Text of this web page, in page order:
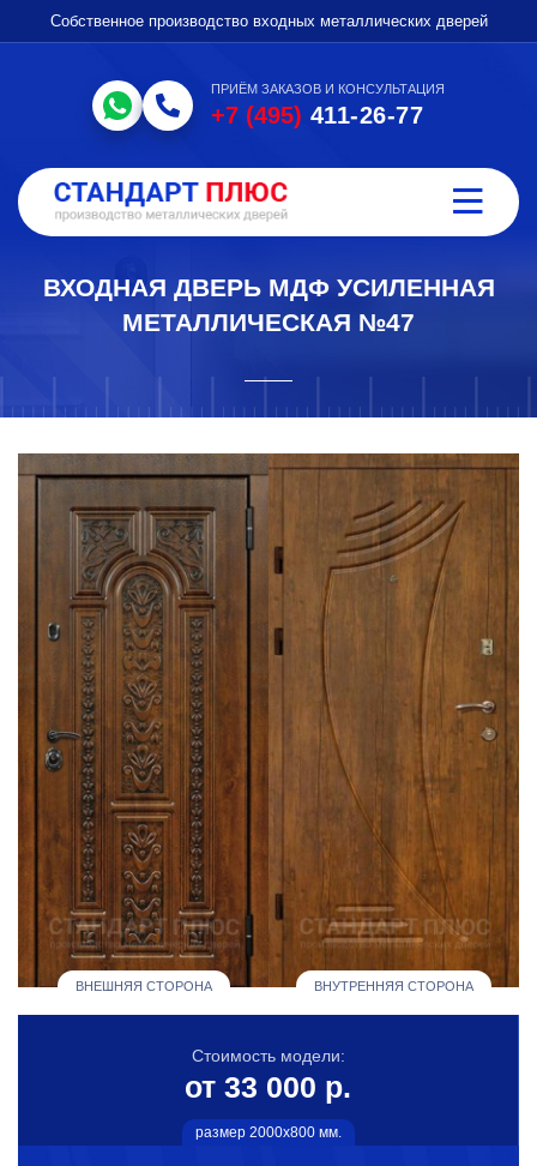
Собственное производство входных металлических дверей
ПРИЁМ ЗАКАЗОВ И КОНСУЛЬТАЦИЯ
+7 (495) 411-26-77
ВХОДНАЯ ДВЕРЬ МДФ УСИЛЕННАЯ
МЕТАЛЛИЧЕСКАЯ №47
ВНЕШНЯЯ СТОРОНА ВНУТРЕННЯЯ СТОРОНА
Стоимость модели:
от 33 000 р.
размер 2000х800 мм.